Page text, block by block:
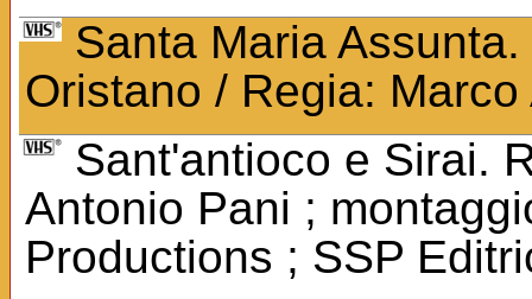
Santa Maria
Oristano / Regia:
Sant'antioco e Sirai.
Antonio Pani ;
Productions ; SSP